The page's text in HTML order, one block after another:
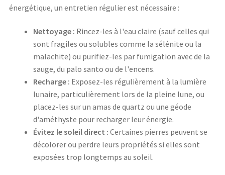
énergétique, un entretien régulier est nécessaire :
Nettoyage : Rincez-les à l'eau claire (sauf celles qui
sont fragiles ou solubles comme la sélénite ou la
malachite) ou purifiez-les par fumigation avec de la
sauge, du palo santo ou de l'encens.
Recharge : Exposez-les régulièrement à la lumière
lunaire, particulièrement lors de la pleine lune, ou
placez-les sur un amas de quartz ou une géode
d'améthyste pour recharger leur énergie.
Évitez le soleil direct : Certaines pierres peuvent se
décolorer ou perdre leurs propriétés si elles sont
exposées trop longtemps au soleil.